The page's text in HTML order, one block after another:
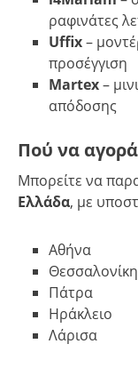
ραφινάτες
Uffix–
προσέγγιση
Martex–
απόδοσης
Πού να
Μπορείτε να
Ελλάδα, με
Αθήνα
Θεσσαλονίκη
Πάτρα
Ηράκλειο
Λάρισα